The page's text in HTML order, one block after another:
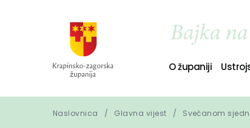
O županiji
Naslovnica Glavna vijest Svečanom